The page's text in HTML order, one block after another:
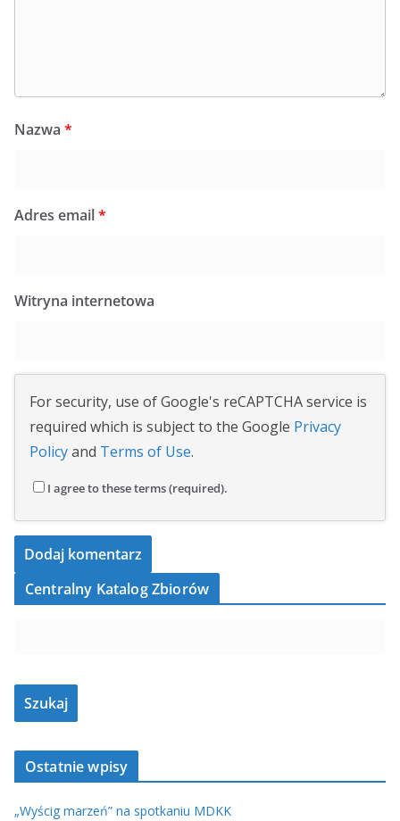
Nazwa *
Adres email*
Witryna internetowa
For security, use of Google's reCAPTCHA service is
required which is subject to the Google Privacy
Policyand Terms of Use.
I agree to these terms (required).
Centralny Katalog Zbiorów
Ostatnie wpisy
„Wyścig marzeń” na spotkaniu MDKK